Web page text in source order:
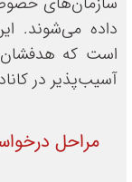
داده می‌شوند.
است که
آسیب‌پذیر در
مراحل